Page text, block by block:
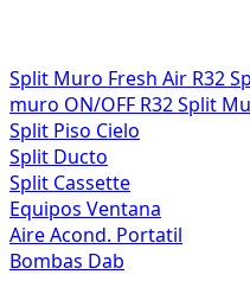
Split Muro Fresh Air R32
muro ON/OFF R32Split
Split Piso Cielo
Split Ducto
Split Cassette
Equipos Ventana
Aire Acond. Portatil
Bombas Dab